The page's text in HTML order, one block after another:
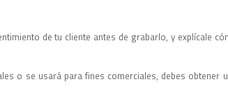
de tu cliente antes de grabarlo, y explícale
o se usará para fines comerciales, debes obtener